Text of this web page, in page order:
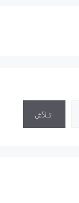
تلاش